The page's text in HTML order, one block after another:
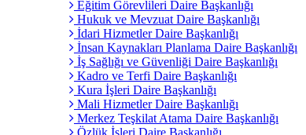
Eğitim Görevlileri Daire Başkanlığı
Hukuk ve Mevzuat Daire Başkanlığı
İdari Hizmetler Daire Başkanlığı
İnsan Kaynakları Planlama Daire Başkanlığı
İş Sağlığı ve Güvenliği Daire Başkanlığı
Kadro ve Terfi Daire Başkanlığı
Kura İşleri Daire Başkanlığı
Mali Hizmetler Daire Başkanlığı
Merkez Teşkilat Atama Daire Başkanlığı